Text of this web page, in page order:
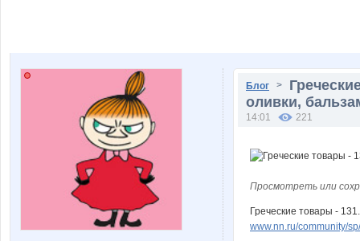
Блог >
оливки,
14:01 221
Просмотреть или
Греческие товары -
www.nn.ru/community/